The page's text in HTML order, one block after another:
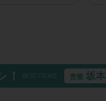
！ BEST ITEMS 営業 坂本